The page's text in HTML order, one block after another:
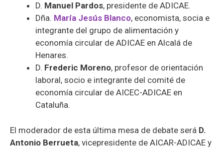
D. Manuel Pardos, presidente de ADICAE.
Dña. María Jesús Blanco, economista, socia e
integrante del grupo de alimentación y
economía circular de ADICAE en Alcalá de
Henares.
D. Frederic Moreno, profesor de orientación
laboral, socio e integrante del comité de
economía circular de AICEC-ADICAE en
Cataluña.
El moderador de esta última mesa de debate será D.
Antonio Berrueta, vicepresidente de AICAR-ADICAE y